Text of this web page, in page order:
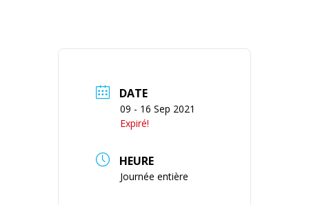
DATE
09 - 16 Sep 2021
Expiré!
HEURE
Journée entière